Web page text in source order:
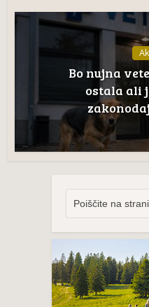
Bo nujna
ostala ali